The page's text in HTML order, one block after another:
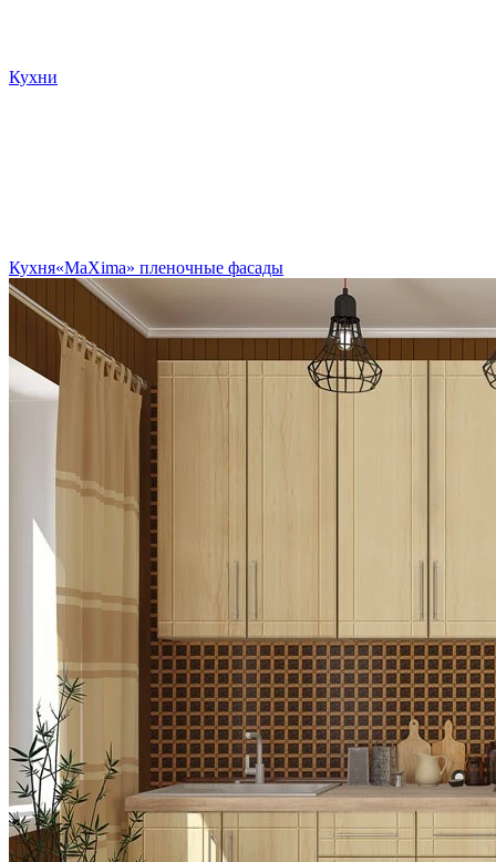
Кухни
Кухня«MaXima» пленочные фасады